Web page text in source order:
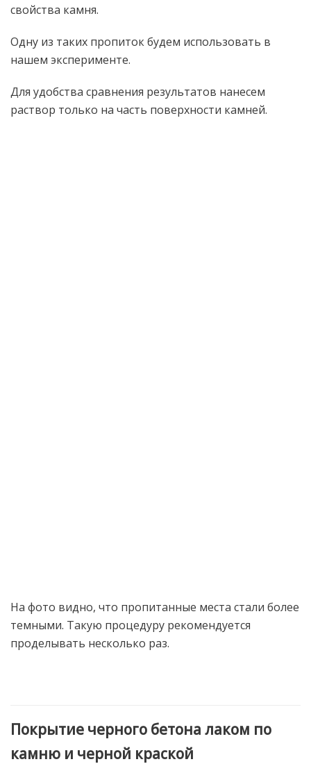
свойства камня.
Одну из таких пропиток будем использовать в
нашем эксперименте.
Для удобства сравнения результатов нанесем
раствор только на часть поверхности камней.
На фото видно, что пропитанные места стали более
темными. Такую процедуру рекомендуется
проделывать несколько раз.
Покрытие черного бетона лаком по
камню и черной краской